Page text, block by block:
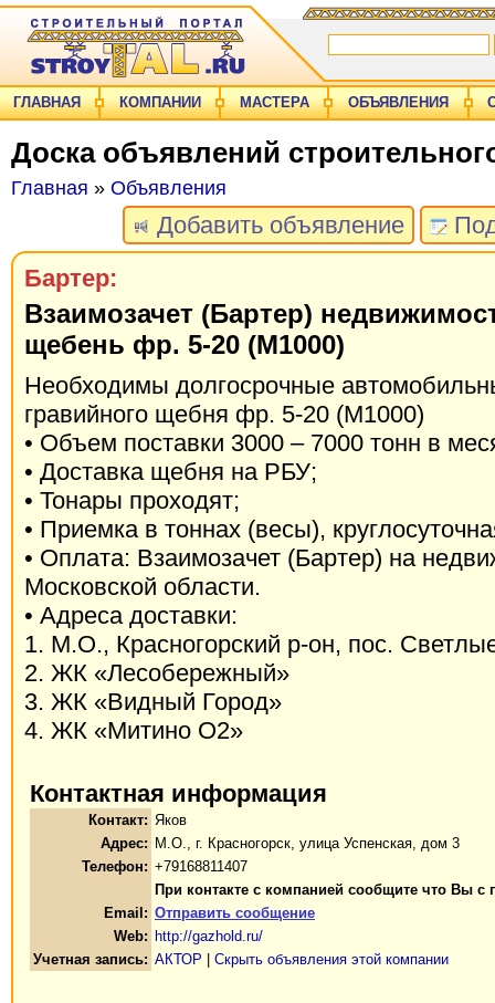
ГЛАВНАЯ КОМПАНИИ МАСТЕРА ОБЪЯВЛЕНИЯ
Доска объявлений
Главная » Объявления
Добавить объявление
Бартер:
Взаимозачет (Бартер)
щебень фр. 5-20 (М1000)
Необходимы долгосрочные
гравийного щебня фр. 5-20 (М1000)
• Объем поставки 3000 – 7000 тонн в
• Доставка щебня на РБУ;
• Тонары проходят;
• Приемка в тоннах (весы),
• Оплата: Взаимозачет (Бартер) на
Московской области.
• Адреса доставки:
1. М.О., Красногорский р-он, пос.
2. ЖК «Лесобережный»
3. ЖК «Видный Город»
4. ЖК «Митино О2»
Контактная информация
Контакт: Яков
Адрес: М.О., г. Красногорск, улица Успенская, дом 3
Телефон: +79168811407
При контакте с компанией сообщите что Вы с
Email: Отправить сообщение
Web: http://gazhold.ru/
Учетная запись: АКТОР | Скрыть объявления этой компании